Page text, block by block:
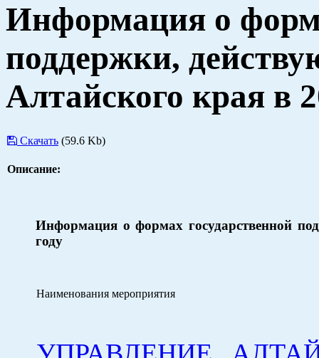
Информация о
поддержки,
Алтайского края в
Скачать (59.6 Kb)
Описание:
Информация о формах государственной
году
Наименования мероприятия